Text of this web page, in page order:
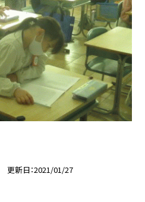
更新日 2021/01/27